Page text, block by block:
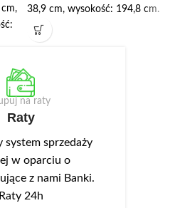
w
38,9 cm, wysokość: 194,8 cm.
Wyposażona w szafkę z półką z
płyty. W górnej części
półki. Korpus wykonany jest z
wysokiej jakości płyty
laminowanej o grubości 16 mm.
We frontach wykonano
podchwyty ułatwiające
otwieranie. Opcjonalnie można
dokupić oświetlenie LED NEO-
13 w kolorze białym zimnym,
na raty
Raty
system sprzedaży
w oparciu o
z nami Banki.
Raty 24h